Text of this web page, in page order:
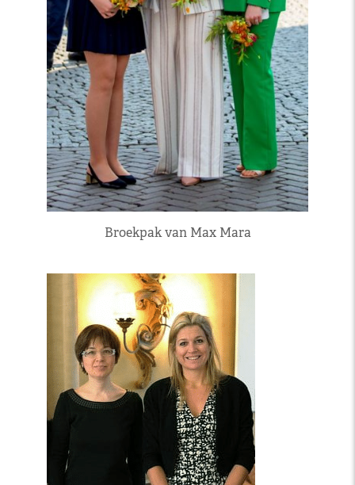
Broekpak van Max Mara